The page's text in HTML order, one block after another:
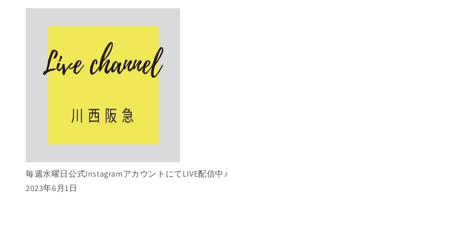
毎週水曜日公式InstagramアカウントにてLIVE配信中♪
2023年6月1日